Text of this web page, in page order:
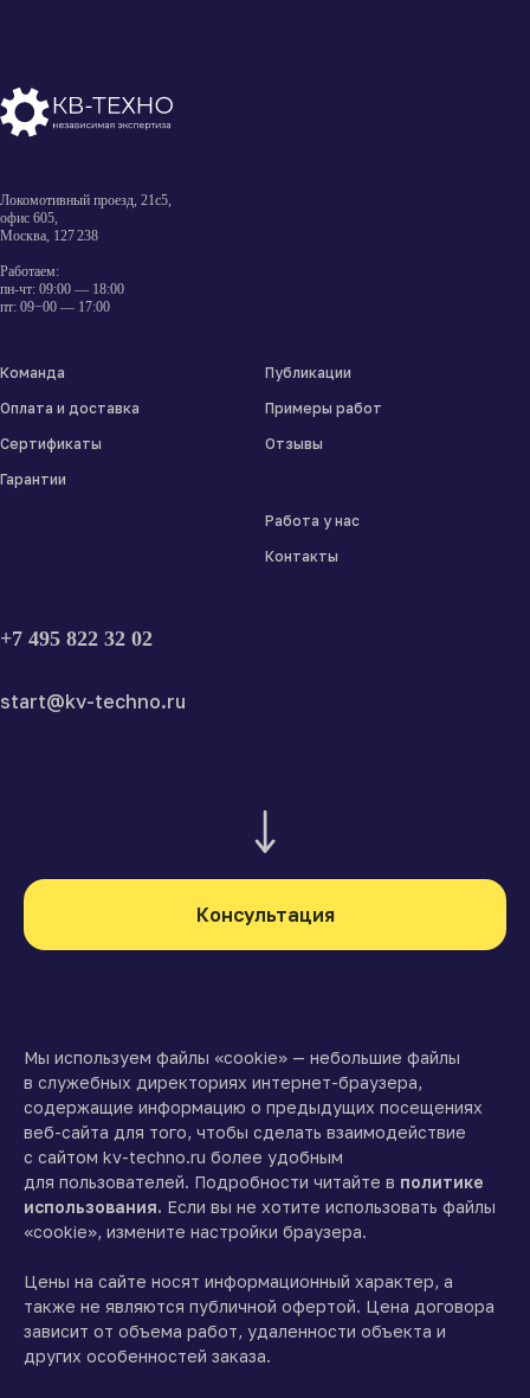
Локомотивный проезд, 21с5,
офис 605,
Москва, 127 238
Работаем:
пн-чт: 09:00 — 18:00
пт: 09−00 — 17:00
Команда
Оплата и доставка
Сертификаты
Гарантии
Публикации
Примеры работ
Отзывы
Работа у нас
Контакты
+7 495 822 32 02
start@kv-techno.ru
Консультация
Мы используем файлы «cookie» — небольшие файлы
в служебных директориях интернет-браузера,
содержащие информацию о предыдущих посещениях
веб-сайта для того, чтобы сделать взаимодействие
с сайтом kv-techno.ru более удобным
для пользователей. Подробности читайте в политике
использования. Если вы не хотите использовать файлы
«cookie», измените настройки браузера.
Цены на сайте носят информационный характер, а
также не являются публичной офертой. Цена договора
зависит от объема работ, удаленности объекта и
других особенностей заказа.